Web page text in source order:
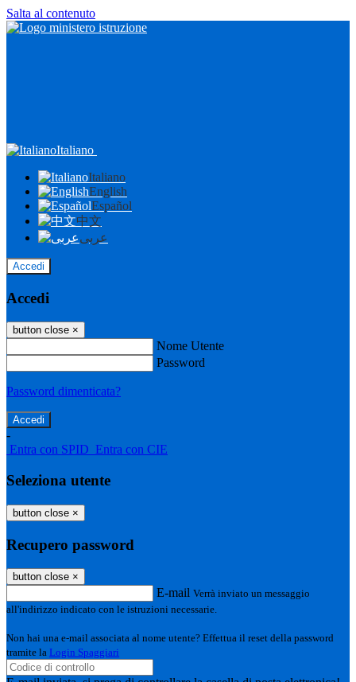
Salta al contenuto
Italiano
Italiano
English
Español
中文
عربى
Accedi
Accedi
button close ×
Nome Utente
Password
Password dimenticata?
-
Entra con SPID Entra con CIE
Seleziona utente
button close ×
Recupero password
button close ×
E-mail Verrà inviato un messaggio
all'indirizzo indicato con le istruzioni necessarie.
Non hai una e-mail associata al nome utente? Effettua il reset della password
tramite la Login Spaggiari